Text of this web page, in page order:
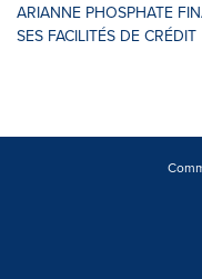
ARIANNE PHOSPHATE
SES FACILITÉS DE CRÉDIT